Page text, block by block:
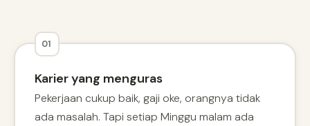
01
Karier yang menguras
Pekerjaan cukup baik, gaji oke, orangnya tidak
ada masalah. Tapi setiap Minggu malam ada